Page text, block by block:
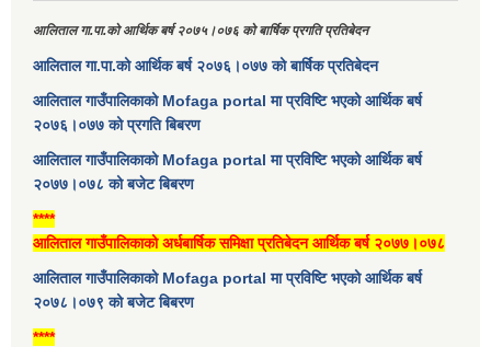
आलिताल गा.पा.को आर्थिक बर्ष २०७५।०७६ को बार्षिक प्रगति प्रतिबेदन
आलिताल गा.पा.को आर्थिक बर्ष २०७६।०७७ को बार्षिक प्रतिबेदन
आलिताल गाउँपालिकाको Mofaga portal मा प्रविष्टि भएको आर्थिक बर्ष
२०७६।०७७ को प्रगति बिबरण
आलिताल गाउँपालिकाको Mofaga portal मा प्रविष्टि भएको आर्थिक बर्ष
२०७७।०७८ को बजेट बिबरण
****
आलिताल गाउँपालिकाको अर्धबार्षिक समिक्षा प्रतिबेदन आर्थिक बर्ष २०७७।०७८
आलिताल गाउँपालिकाको Mofaga portal मा प्रविष्टि भएको आर्थिक बर्ष
२०७८।०७९ को बजेट बिबरण
****